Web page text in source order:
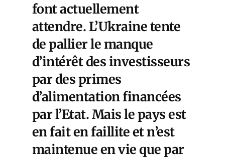
font actuellement
attendre. L’Ukraine tente
de pallier le manque
d’intérêt des investisseurs
par des primes
d’alimentation financées
par l’Etat. Mais le pays est
en fait en faillite et n’est
maintenue en vie que par